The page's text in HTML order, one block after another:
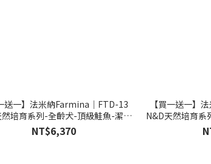
送一】法米納Farmina｜FTD-13
培育系列-全齡犬-頂級鮭魚-潔牙
§下單數量1，出貨數量2包§
NT$6,370
【買一送一】
N&D天然培育
顆粒 20KG §